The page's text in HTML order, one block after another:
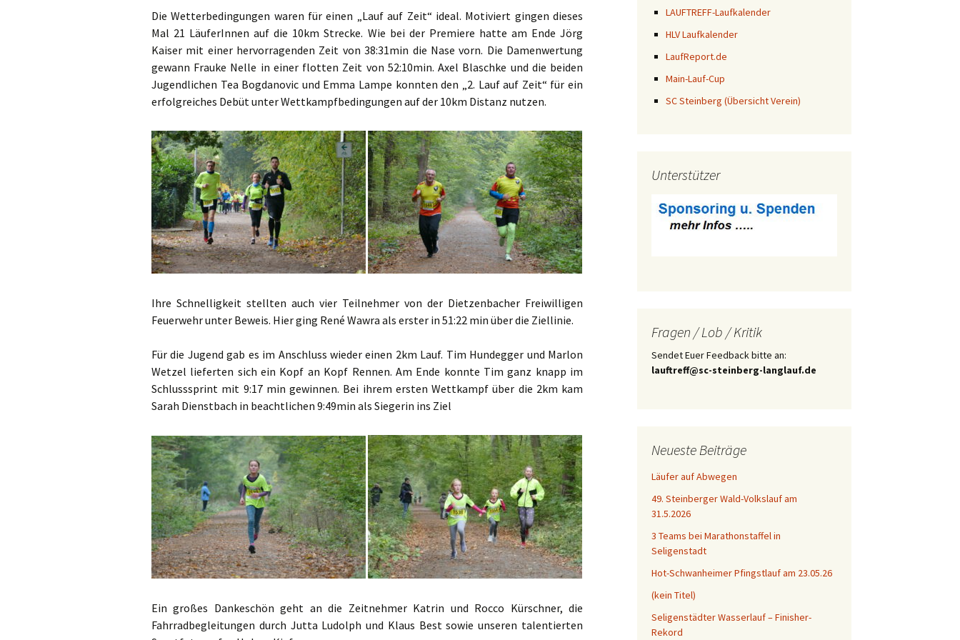
Die Wetterbedingungen waren für einen „Lauf auf Zeit“ ideal. Motiviert gingen dieses
Mal 21 LäuferInnen auf die 10km Strecke. Wie bei der Premiere hatte am Ende Jörg
Kaiser mit einer hervorragenden Zeit von 38:31min die Nase vorn. Die Damenwertung
gewann Frauke Nelle in einer flotten Zeit von 52:10min. Axel Blaschke und die beiden
Jugendlichen Tea Bogdanovic und Emma Lampe konnten den „2. Lauf auf Zeit“ für ein
erfolgreiches Debüt unter Wettkampfbedingungen auf der 10km Distanz nutzen.
Ihre Schnelligkeit stellten auch vier Teilnehmer von der Dietzenbacher Freiwilligen
Feuerwehr unter Beweis. Hier ging René Wawra als erster in 51:22 min über die Ziellinie.
Für die Jugend gab es im Anschluss wieder einen 2km Lauf. Tim Hundegger und Marlon
Wetzel lieferten sich ein Kopf an Kopf Rennen. Am Ende konnte Tim ganz knapp im
Schlusssprint mit 9:17 min gewinnen. Bei ihrem ersten Wettkampf über die 2km kam
Sarah Dienstbach in beachtlichen 9:49min als Siegerin ins Ziel
Ein großes Dankeschön geht an die Zeitnehmer Katrin und Rocco Kürschner, die
Fahrradbegleitungen durch Jutta Ludolph und Klaus Best sowie unseren talentierten
LAUFTREFF-Laufkalender
HLV Laufkalender
LaufReport.de
Main-Lauf-Cup
SC Steinberg (Übersicht Verein)
Unterstützer
Fragen / Lob / Kritik
Sendet Euer Feedback bitte an:
lauftreff@sc-steinberg-langlauf.de
Neueste Beiträge
Läufer auf Abwegen
49. Steinberger Wald-Volkslauf am
31.5.2026
3 Teams bei Marathonstaffel in
Seligenstadt
Hot-Schwanheimer Pfingstlauf am 23.05.26
(kein Titel)
Seligenstädter Wasserlauf – Finisher-
Rekord